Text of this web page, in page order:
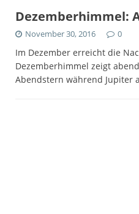
Dezemberhimmel:
November 30, 2016 0
Im Dezember erreicht die
Dezemberhimmel zeigt
Abendstern während Jupiter